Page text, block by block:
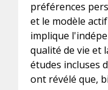
préférences
et le modèle
implique
qualité de vie et
études incluses
ont révélé que,